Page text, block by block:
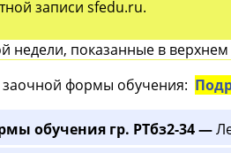
записи sfedu.ru.
недели, показанные в
формы обучения:
обучения гр. РТбз2-34 —